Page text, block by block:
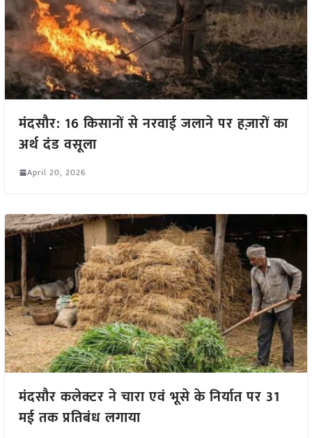
मंदसौर: 16 किसानों से नरवाई जलाने पर हज़ारों का
अर्थ दंड वसूला
April 20, 2026
मंदसौर कलेक्टर ने चारा एवं भूसे के निर्यात पर 31
मई तक प्रतिबंध लगाया